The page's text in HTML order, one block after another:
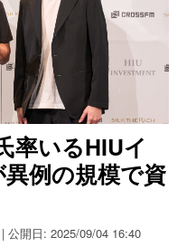
いるHIUイ
例の規模で資
| 公開日: 2025/09/04 16:40